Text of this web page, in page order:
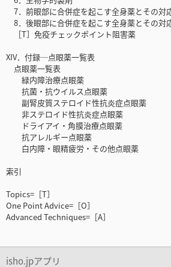
7．前眼部に合併症を起こす全身薬とその対
8．後眼部に合併症を起こす全身薬とその対
［T］免疫チェックポイント阻害薬
XIV．付録─点眼薬一覧表
点眼薬一覧表
緑内障治療点眼薬
抗菌・抗ウイルス点眼薬
副腎皮質ステロイド性抗炎症点眼薬
非ステロイド性抗炎症点眼薬
ドライアイ・角膜治療点眼薬
抗アレルギー点眼薬
白内障・眼精疲労・その他点眼薬
索引
Topics=［T］
One Point Advice=［O］
Advanced Techniques=［A］
isho.jpアプリ